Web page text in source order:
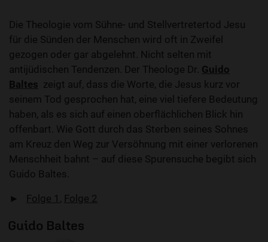
Die Theologie vom Sühne- und Stellvertretertod Jesu
für die Sünden der Menschen wird oft in Zweifel
gezogen oder gar abgelehnt. Nicht selten mit
antijüdischen Tendenzen. Der Theologe Dr. Guido
Baltes zeigt auf, dass die Worte, die Jesus kurz vor
seinem Tod gesprochen hat, eine viel tiefere Bedeutung
haben, als es sich auf einen oberflächlichen Blick hin
offenbart. Wie Gott durch das Sterben seines Sohnes
am Kreuz den Weg zur Versöhnung mit einer verlorenen
Menschheit bahnt – auf diese Spurensuche begibt sich
Guido Baltes.
► Folge 1 , Folge 2
Guido Baltes